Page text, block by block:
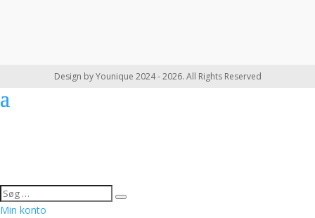
Design by Younique 2024 - 2026. All Rights Reserved
Min konto